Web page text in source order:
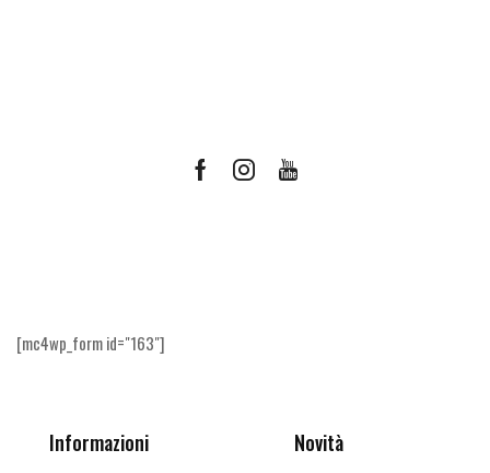
FacebookInstagramYoutube
[mc4wp_form id="163"]
Informazioni Novità